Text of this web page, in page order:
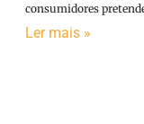
consumidores
Ler mais »